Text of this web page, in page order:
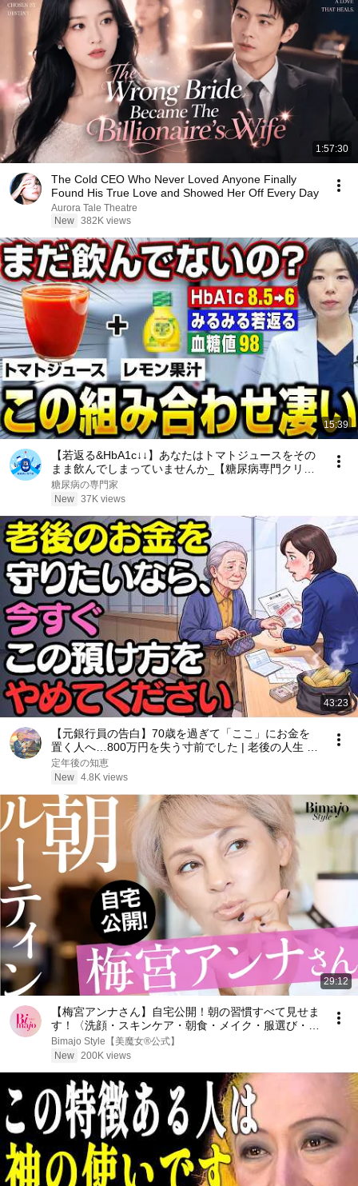
1:57:30
The Cold CEO Who Never Loved Anyone Finally
Found His True Love and Showed Her Off Every Day
Aurora Tale Theatre
New 382K views
15:39
【若返る&HbA1c↓↓】あなたはトマトジュースをその
まま飲んでしまっていませんか_【糖尿病専門クリニ
ック現役医師】
糖尿病の専門家
New 37K views
43:23
【元銀行員の告白】70歳を過ぎて「ここ」にお金を
置く人へ…800万円を失う寸前でした | 老後の人生 |
70歳を過ぎてお金を置く場所 | 老後のお金 | 老後資金
| 銀行預金
定年後の知恵
New 4.8K views
29:12
【梅宮アンナさん】自宅公開！朝の習慣すべて見せま
す！〈洗顔・スキンケア・朝食・メイク・服選び・ヘ
アセット〉
Bimajo Style【美魔女︎®︎公式】
New 200K views